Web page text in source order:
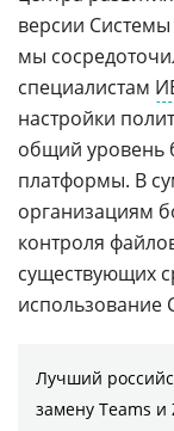
версии
мы
специалистам
настройки
общий уровень
платформы. В
организациям
контроля
существующих
использование
Лучший
замену Teams и